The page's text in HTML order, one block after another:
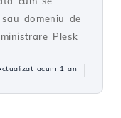
domeniu de
Plesk
acum 1 an